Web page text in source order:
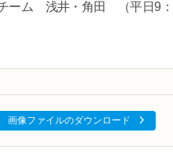
ーム 浅井・角田 （平日9：
画像ファイルのダウンロード